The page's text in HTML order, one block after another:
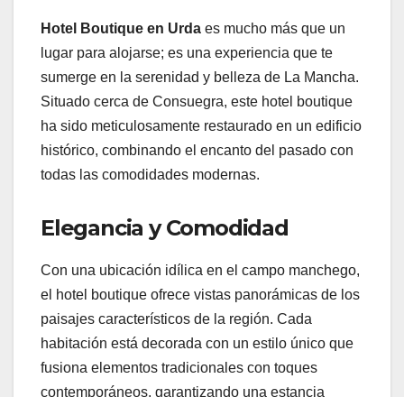
Hotel Boutique en Urda es mucho más que un
lugar para alojarse; es una experiencia que te
sumerge en la serenidad y belleza de La Mancha.
Situado cerca de Consuegra, este hotel boutique
ha sido meticulosamente restaurado en un edificio
histórico, combinando el encanto del pasado con
todas las comodidades modernas.
Elegancia y Comodidad
Con una ubicación idílica en el campo manchego,
el hotel boutique ofrece vistas panorámicas de los
paisajes característicos de la región. Cada
habitación está decorada con un estilo único que
fusiona elementos tradicionales con toques
contemporáneos, garantizando una estancia